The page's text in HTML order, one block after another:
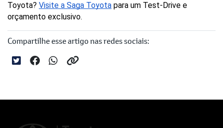
Toyota? Visite a Saga Toyota para um Test-Drive e
orçamento exclusivo.
Compartilhe esse artigo nas redes sociais: